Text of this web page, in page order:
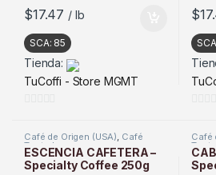
$17.47 / lb
SCA: 85
Tienda:
TuCoffi - Store MGMT
d
e
5
$
d
e
5
Café de Origen (USA), Café
Tostado
ESCENCIA CAFETERA –
Specialty Coffee 250g
Café